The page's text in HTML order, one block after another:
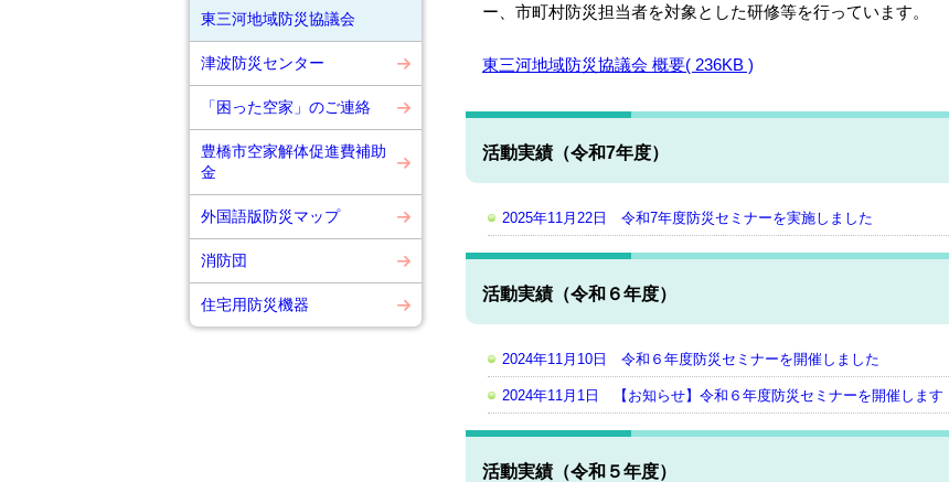
東三河地域防災協議会
津波防災センター
「困った空家」のご連絡
豊橋市空家解体促進費補助
金
外国語版防災マップ
消防団
住宅用防災機器
ー、市町村防災担当者を対象とした研修等を行っています。
東三河地域防災協議会 概要( 236KB )
活動実績（令和7年度）
2025年11月22日 令和7年度防災セミナーを実施しました
活動実績（令和６年度）
2024年11月10日 令和６年度防災セミナーを開催しました
2024年11月1日 【お知らせ】令和６年度防災セミナーを開催します
活動実績（令和５年度）